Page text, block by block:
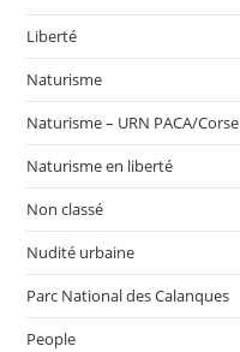
Liberté
Naturisme
Naturisme – URN PACA/Corse
Naturisme en liberté
Non classé
Nudité urbaine
Parc National des Calanques
People